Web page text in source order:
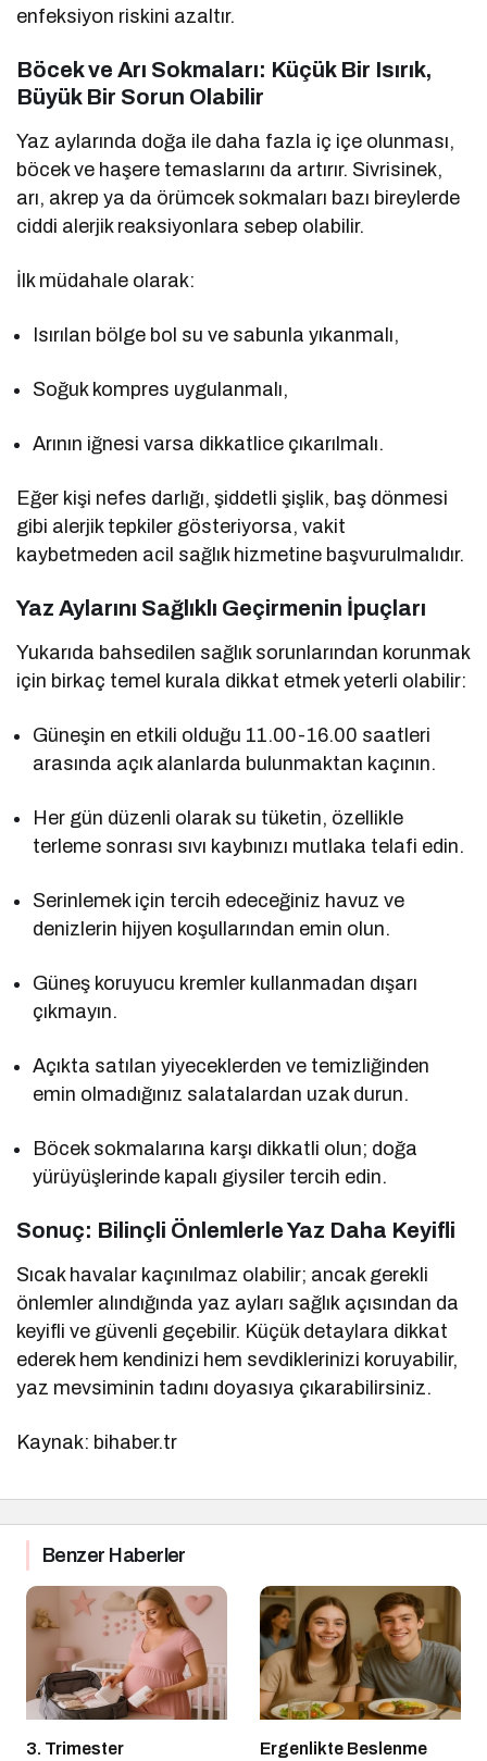
enfeksiyon riskini azaltır.
Böcek ve Arı Sokmaları: Küçük Bir Isırık,
Büyük Bir Sorun Olabilir
Yaz aylarında doğa ile daha fazla iç içe olunması,
böcek ve haşere temaslarını da artırır. Sivrisinek,
arı, akrep ya da örümcek sokmaları bazı bireylerde
ciddi alerjik reaksiyonlara sebep olabilir.
İlk müdahale olarak:
Isırılan bölge bol su ve sabunla yıkanmalı,
Soğuk kompres uygulanmalı,
Arının iğnesi varsa dikkatlice çıkarılmalı.
Eğer kişi nefes darlığı, şiddetli şişlik, baş dönmesi
gibi alerjik tepkiler gösteriyorsa, vakit
kaybetmeden acil sağlık hizmetine başvurulmalıdır.
Yaz Aylarını Sağlıklı Geçirmenin İpuçları
Yukarıda bahsedilen sağlık sorunlarından korunmak
için birkaç temel kurala dikkat etmek yeterli olabilir:
Güneşin en etkili olduğu 11.00-16.00 saatleri
arasında açık alanlarda bulunmaktan kaçının.
Her gün düzenli olarak su tüketin, özellikle
terleme sonrası sıvı kaybınızı mutlaka telafi edin.
Serinlemek için tercih edeceğiniz havuz ve
denizlerin hijyen koşullarından emin olun.
Güneş koruyucu kremler kullanmadan dışarı
çıkmayın.
Açıkta satılan yiyeceklerden ve temizliğinden
emin olmadığınız salatalardan uzak durun.
Böcek sokmalarına karşı dikkatli olun; doğa
yürüyüşlerinde kapalı giysiler tercih edin.
Sonuç: Bilinçli Önlemlerle Yaz Daha Keyifli
Sıcak havalar kaçınılmaz olabilir; ancak gerekli
önlemler alındığında yaz ayları sağlık açısından da
keyifli ve güvenli geçebilir. Küçük detaylara dikkat
ederek hem kendinizi hem sevdiklerinizi koruyabilir,
yaz mevsiminin tadını doyasıya çıkarabilirsiniz.
Kaynak: bihaber.tr
Benzer Haberler
3. Trimester Ergenlikte Beslenme